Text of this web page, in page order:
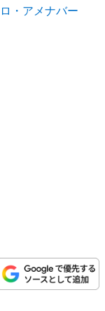
・アメナバー